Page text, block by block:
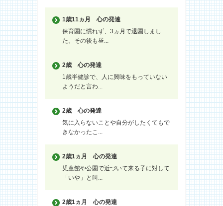
1歳11ヵ月
心の発達
保育園に慣れず、3ヵ月で退園しまし
た。その後も昼...
2歳
心の発達
1歳半健診で、人に興味をもっていない
ようだと言わ...
2歳
心の発達
気に入らないことや自分がしたくてもで
きなかったこ...
2歳1ヵ月
心の発達
児童館や公園で近づいて来る子に対して
「いや」と叫...
2歳1ヵ月
心の発達